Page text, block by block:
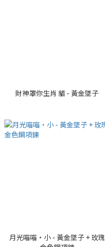
財神罩你生肖 貓 - 黃金墜子
月光喵喵・小 - 黃金墜子 + 玫瑰